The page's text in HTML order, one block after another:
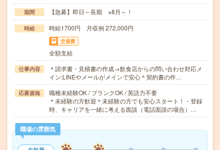
期間 【急募】即日～長期 ※8月～！
時給 時給1700円 月収例 272,000円
交通費
全額支給
仕事内容
＊請求書・見積書の作成→飲食店からの問い合わせ対応メ
イン:LINEやメールがメインで安心＊契約書の作…
応募資格
職種未経験OK / ブランクOK / 英語力不要
＊未経験の方歓迎＊未経験の方でも安心スタート！・登録
時、キャリアを一緒に考える面談（電話面談の場合）…
職場の雰囲気